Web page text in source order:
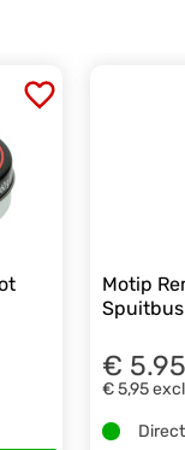
Motip
€ 5.95
€ 5,95